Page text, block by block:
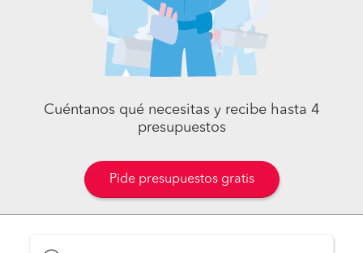
Cuéntanos qué necesitas y recibe hasta 4
presupuestos
Pide presupuestos gratis